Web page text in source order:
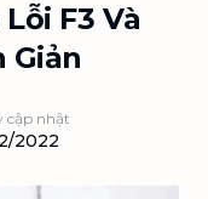
F3 Và
Giản
cập nhật
2022